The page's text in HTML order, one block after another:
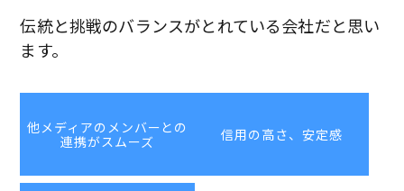
伝統と挑戦のバランスがとれている会社だと思い
ます。
他メディアのメンバーとの
連携がスムーズ
信用の高さ、安定感